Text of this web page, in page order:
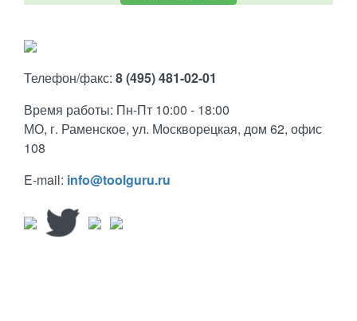
Телефон/факс: 8 (495) 481-02-01
Время работы: Пн-Пт 10:00 - 18:00
МО, г. Раменское, ул. Москворецкая, дом 62, офис
108
E-mail: info@toolguru.ru